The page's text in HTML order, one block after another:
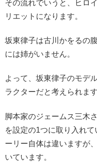
その流れでいうと、ヒロ
リエットになります。
坂東律子は古川かをるの
には姉がいません。
よって、坂東律子のモデ
ラクターだと考えられます
脚本家のジェームス三木
を設定の1つに取り入れ
ーリー自体は違いますが
いています。